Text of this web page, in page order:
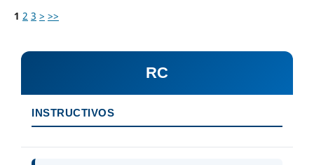
1 2 3 > >>
RC
INSTRUCTIVOS